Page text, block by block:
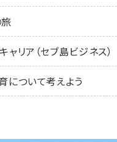
リア（セブ島ビジネス）
について考えよう